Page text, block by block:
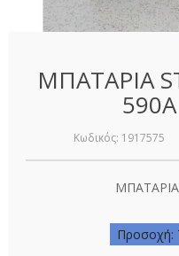
ΜΠΑΤΑΡΙΑ
Κωδικός: 1917575
ΜΠΑΤΑΡΙΑ
Προσοχή: